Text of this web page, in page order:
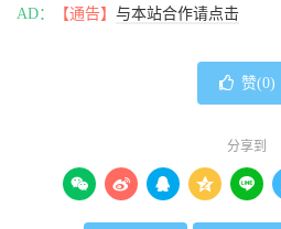
AD： 【通告】 与本站合作请点击
赞(0)
分享到
    